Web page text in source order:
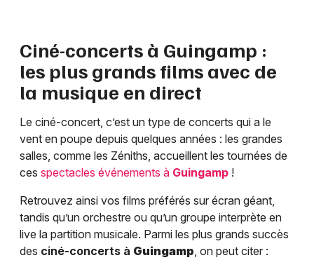
Ciné-concerts à Guingamp :
les plus grands films avec de
la musique en direct
Le ciné-concert, c’est un type de concerts qui a le
vent en poupe depuis quelques années : les grandes
salles, comme les Zéniths, accueillent les tournées de
ces spectacles événements à Guingamp !
Retrouvez ainsi vos films préférés sur écran géant,
tandis qu’un orchestre ou qu’un groupe interprète en
live la partition musicale. Parmi les plus grands succès
des ciné-concerts à Guingamp, on peut citer :